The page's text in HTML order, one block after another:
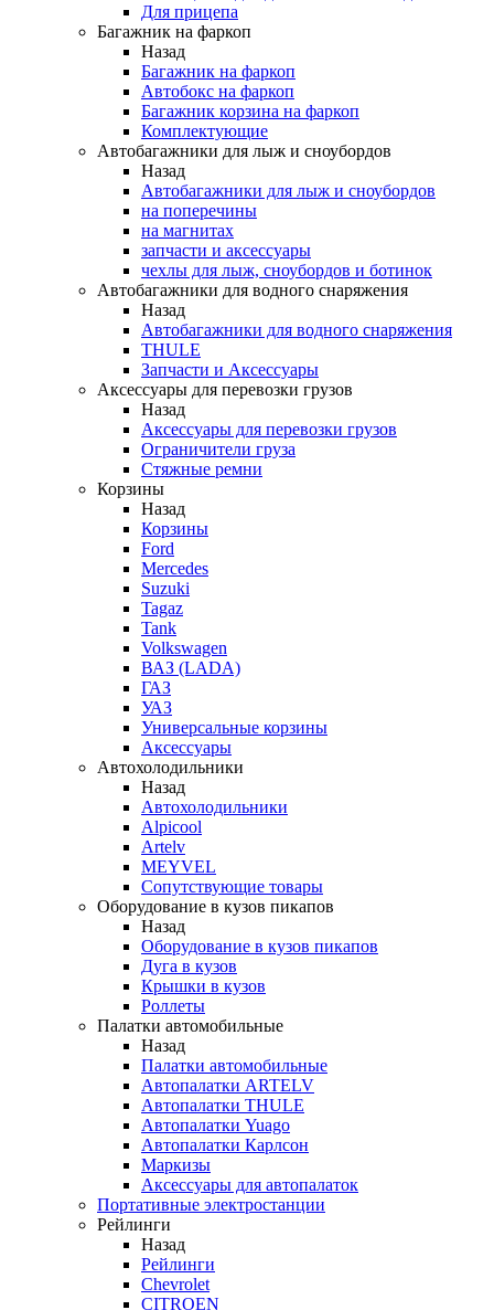
Для прицепа
Багажник на фаркоп
Назад
Багажник на фаркоп
Автобокс на фаркоп
Багажник корзина на фаркоп
Комплектующие
Автобагажники для лыж и сноубордов
Назад
Автобагажники для лыж и сноубордов
на поперечины
на магнитах
запчасти и аксессуары
чехлы для лыж, сноубордов и ботинок
Автобагажники для водного снаряжения
Назад
Автобагажники для водного снаряжения
THULE
Запчасти и Аксессуары
Аксессуары для перевозки грузов
Назад
Аксессуары для перевозки грузов
Ограничители груза
Стяжные ремни
Корзины
Назад
Корзины
Ford
Mercedes
Suzuki
Tagaz
Tank
Volkswagen
ВАЗ (LADA)
ГАЗ
УАЗ
Универсальные корзины
Аксессуары
Автохолодильники
Назад
Автохолодильники
Alpicool
Artelv
MEYVEL
Сопутствующие товары
Оборудование в кузов пикапов
Назад
Оборудование в кузов пикапов
Дуга в кузов
Крышки в кузов
Роллеты
Палатки автомобильные
Назад
Палатки автомобильные
Автопалатки ARTELV
Автопалатки THULE
Автопалатки Yuago
Автопалатки Карлсон
Маркизы
Аксессуары для автопалаток
Портативные электростанции
Рейлинги
Назад
Рейлинги
Chevrolet
CITROEN